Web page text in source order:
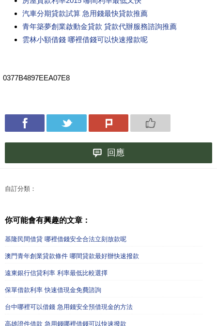
汽車分期貸款試算 急用錢最快貸款推薦
青年築夢創業啟動金貸款 貸款代辦服務諮詢推薦
雲林小額借錢 哪裡借錢可以快速撥款呢
0377B4897EEA07E8
回應
自訂分類：
你可能會有興趣的文章：
基隆民間借貸 哪裡借錢安全合法立刻放款呢
澳門青年創業貸款條件 哪間貸款最好辦快速撥款
遠東銀行信貸利率 利率最低比較選擇
保單借款利率 快速借現金免費諮詢
台中哪裡可以借錢 急用錢安全預借現金的方法
高雄證件借款 急用錢哪裡借錢可以快速撥款